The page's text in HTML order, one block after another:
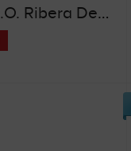
Dominio de Cair D.O. Ribera Del Duero SELECCION LA AGUILERA (червоне сухе вино)